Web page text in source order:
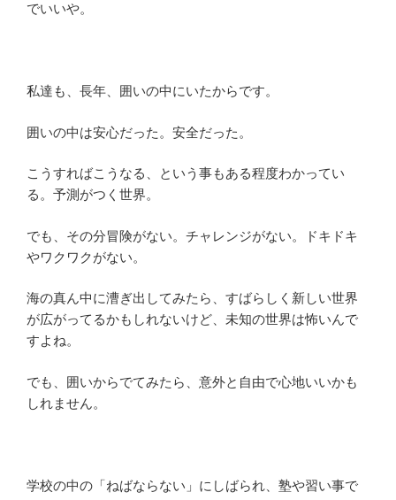
でいいや。
私達も、長年、囲いの中にいたからです。
囲いの中は安心だった。安全だった。
こうすればこうなる、という事もある程度わかってい
る。予測がつく世界。
でも、その分冒険がない。チャレンジがない。ドキドキ
やワクワクがない。
海の真ん中に漕ぎ出してみたら、すばらしく新しい世界
が広がってるかもしれないけど、未知の世界は怖いんで
すよね。
でも、囲いからでてみたら、意外と自由で心地いいかも
しれません。
学校の中の「ねばならない」にしばられ、塾や習い事で